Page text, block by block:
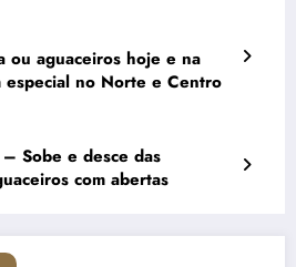
ou aguaceiros hoje e na
especial no Norte e Centro
Sobe e desce das
com abertas